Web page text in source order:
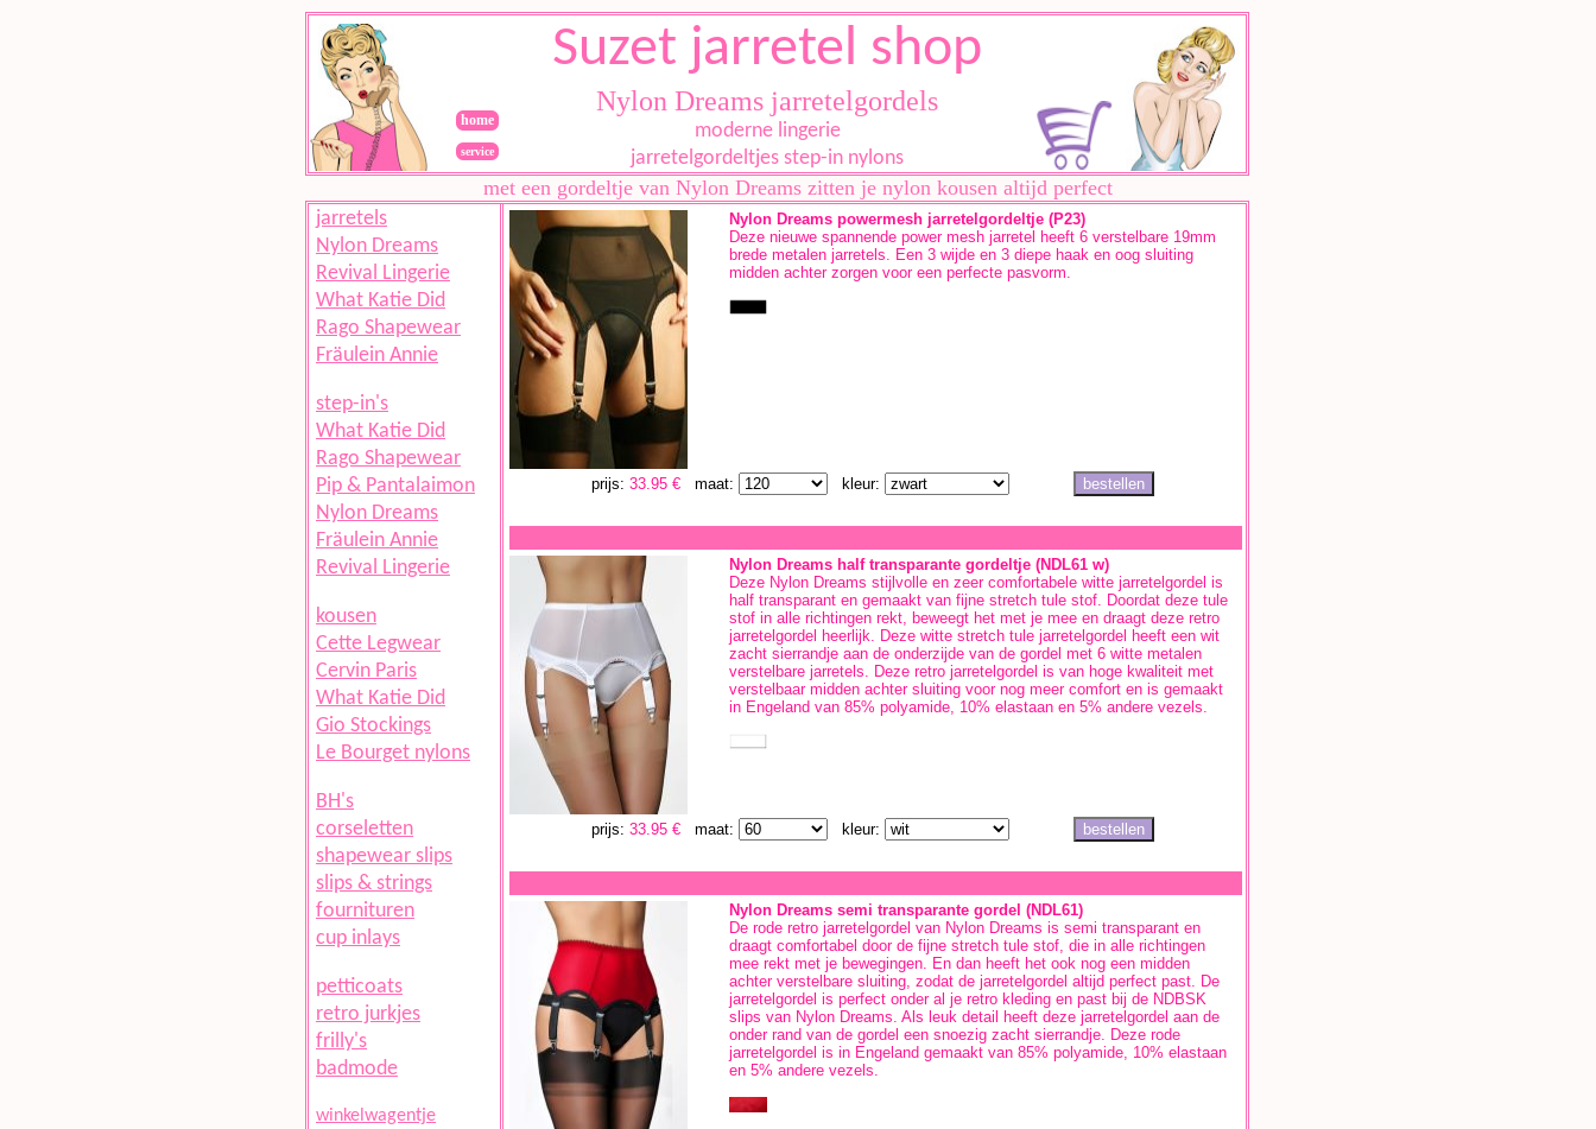
home
service
Suzet jarretel shop
Nylon Dreams jarretelgordels
moderne lingerie
jarretelgordeltjes step-in nylons
met een gordeltje van Nylon Dreams zitten je nylon kousen altijd perfect
jarretels
Nylon Dreams
Revival Lingerie
What Katie Did
Rago Shapewear
Fräulein Annie
step-in's
What Katie Did
Rago Shapewear
Pip & Pantalaimon
Nylon Dreams
Fräulein Annie
Revival Lingerie
kousen
Cette Legwear
Cervin Paris
What Katie Did
Gio Stockings
Le Bourget nylons
BH's
corseletten
shapewear slips
slips & strings
fournituren
cup inlays
petticoats
retro jurkjes
frilly's
badmode
winkelwagentje
Nylon Dreams powermesh jarretelgordeltje (P23)
Deze nieuwe spannende power mesh jarretel heeft 6 verstelbare 19mm
brede metalen jarretels. Een 3 wijde en 3 diepe haak en oog sluiting
midden achter zorgen voor een perfecte pasvorm.
prijs:33.95 € maat: kleur:
Nylon Dreams half transparante gordeltje (NDL61 w)
Deze Nylon Dreams stijlvolle en zeer comfortabele witte jarretelgordel is
half transparant en gemaakt van fijne stretch tule stof. Doordat deze tule
stof in alle richtingen rekt, beweegt het met je mee en draagt deze retro
jarretelgordel heerlijk. Deze witte stretch tule jarretelgordel heeft een wit
zacht sierrandje aan de onderzijde van de gordel met 6 witte metalen
verstelbare jarretels. Deze retro jarretelgordel is van hoge kwaliteit met
verstelbaar midden achter sluiting voor nog meer comfort en is gemaakt
in Engeland van 85% polyamide, 10% elastaan en 5% andere vezels.
prijs:33.95 € maat: kleur:
Nylon Dreams semi transparante gordel (NDL61)
De rode retro jarretelgordel van Nylon Dreams is semi transparant en
draagt comfortabel door de fijne stretch tule stof, die in alle richtingen
mee rekt met je bewegingen. En dan heeft het ook nog een midden
achter verstelbare sluiting, zodat de jarretelgordel altijd perfect past. De
jarretelgordel is perfect onder al je retro kleding en past bij de NDBSK
slips van Nylon Dreams. Als leuk detail heeft deze jarretelgordel aan de
onder rand van de gordel een snoezig zacht sierrandje. Deze rode
jarretelgordel is in Engeland gemaakt van 85% polyamide, 10% elastaan
en 5% andere vezels.